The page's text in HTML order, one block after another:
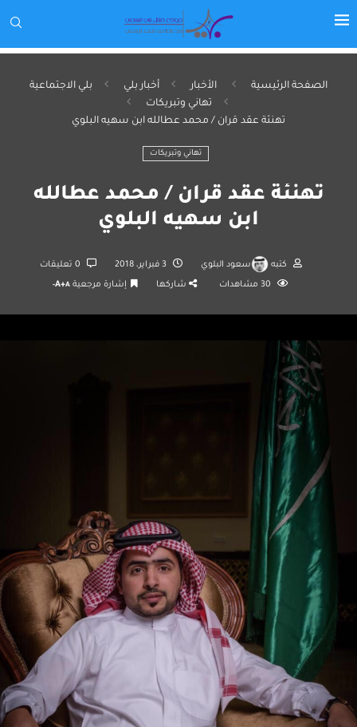
الصفحة الرئيسية الأخبار أخبار بلي
بلي الاجتماعية
تهاني وتبريكات
تهنئة عقد قران / محمد عطالله ابن سهيه البلوي
تهاني وتبريكات
تهنئة عقد قران / محمد عطالله
ابن سهيه البلوي
كتبه سعود البلوي 3 فبراير، 2018
30 مشاهدات شاركها إشارة مرجعية A+A-